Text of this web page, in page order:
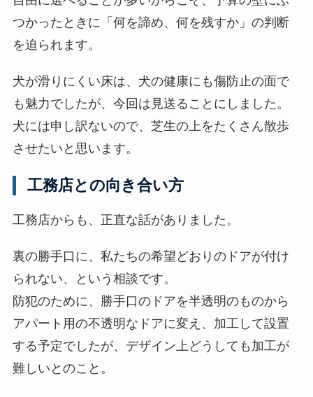
つかったときに「何を諦め、何を残すか」の判断
を迫られます。
犬が滑りにくい床は、犬の健康にも傷防止の面で
も魅力でしたが、今回は見送ることにしました。
犬には申し訳ないので、芝生の上をたくさん散歩
させたいと思います。
工務店との向き合い方
工務店からも、正直な話がありました。
裏の勝手口に、私たちの希望どおりのドアが付け
られない、という相談です。
防犯のために、勝手口のドアを半透明のものから
アパート用の不透明なドアに変え、加工して設置
する予定でしたが、デザイン上どうしても加工が
難しいとのこと。